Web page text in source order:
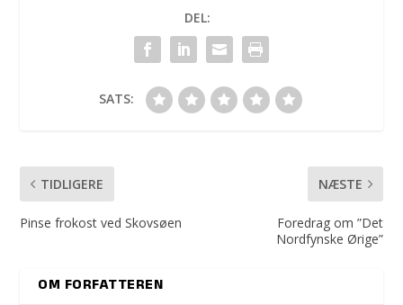
DEL:
SATS:
TIDLIGERE
Pinse frokost ved Skovsøen
NÆSTE
Foredrag om ”Det
Nordfynske Ørige”
OM FORFATTEREN